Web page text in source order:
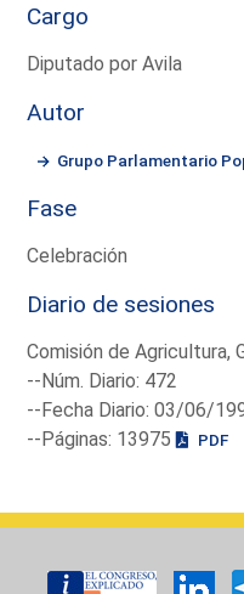
Cargo
Diputado por Avila
Autor
Grupo Parlamentario
Fase
Celebración
Diario de sesiones
Comisión de Agricultura,
--Núm. Diario: 472
--Fecha Diario: 03/06/
--Páginas: 13975
PDF